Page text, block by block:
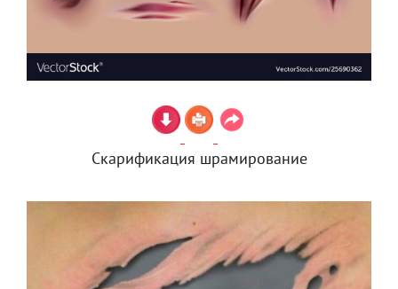
Скарификация шрамирование